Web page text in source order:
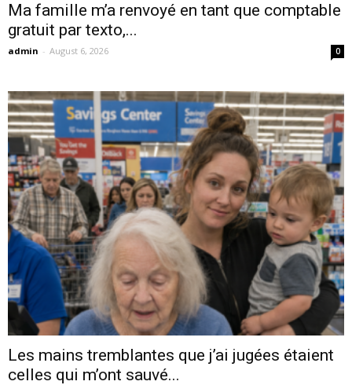
Ma famille m’a renvoyé en tant que comptable
gratuit par texto,...
admin - August 6, 2026 0
Les mains tremblantes que j’ai jugées étaient
celles qui m’ont sauvé...